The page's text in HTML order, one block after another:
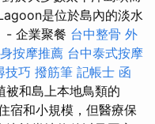
是位於島內的淡水
- 企業聚餐 台中整骨 外
按摩推薦 台中泰式按摩
技巧 撥筋筆 記帳士 函
被和島上本地鳥類的
宿和小規模，但醫療保